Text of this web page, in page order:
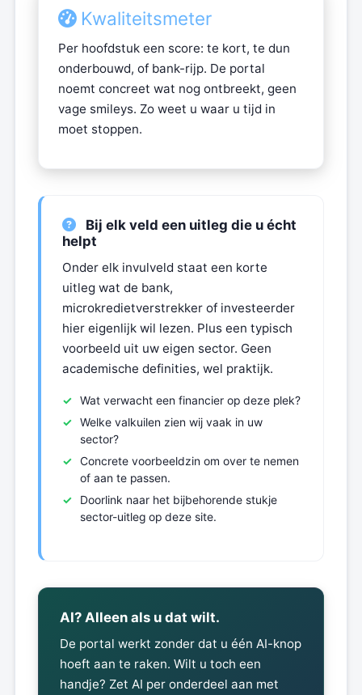
Kwaliteitsmeter
Per hoofdstuk een score: te kort, te dun
onderbouwd, of bank-rijp. De portal
noemt concreet wat nog ontbreekt, geen
vage smileys. Zo weet u waar u tijd in
moet stoppen.
Bij elk veld een uitleg die u écht
helpt
Onder elk invulveld staat een korte
uitleg wat de bank,
microkredietverstrekker of investeerder
hier eigenlijk wil lezen. Plus een typisch
voorbeeld uit uw eigen sector. Geen
academische definities, wel praktijk.
Wat verwacht een financier op deze plek?
Welke valkuilen zien wij vaak in uw
sector?
Concrete voorbeeldzin om over te nemen
of aan te passen.
Doorlink naar het bijbehorende stukje
sector-uitleg op deze site.
AI? Alleen als u dat wilt.
De portal werkt zonder dat u één AI-knop
hoeft aan te raken. Wilt u toch een
handje? Zet AI per onderdeel aan met